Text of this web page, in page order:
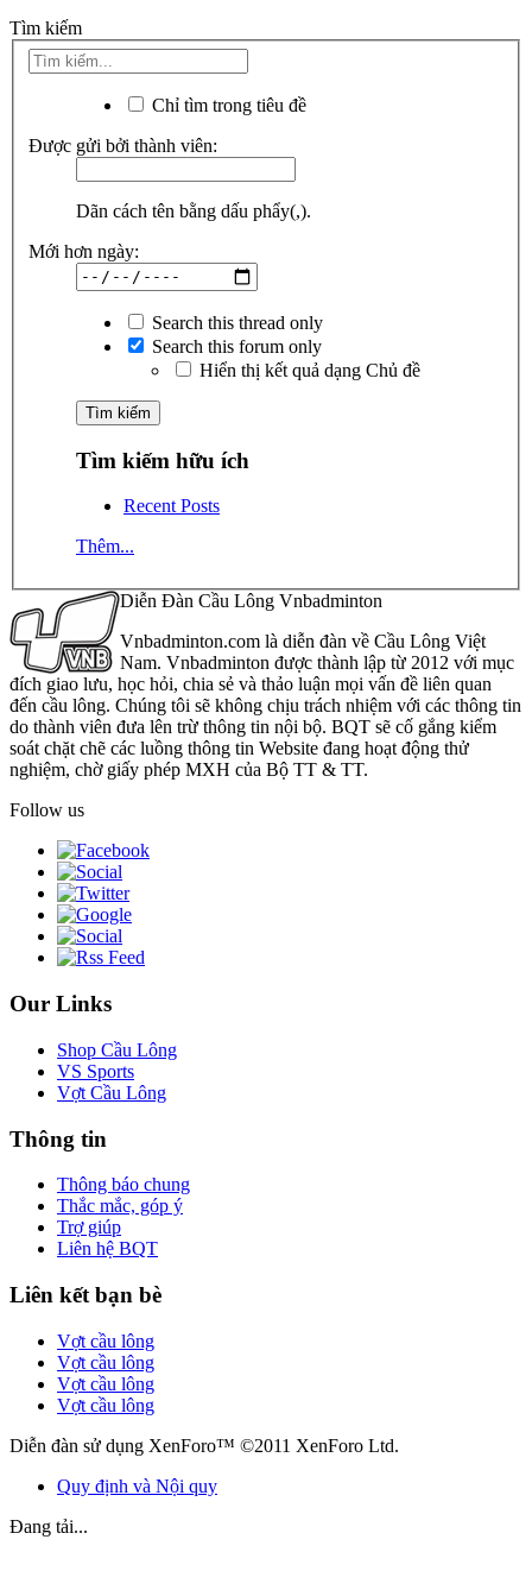
Tìm kiếm
Chỉ tìm trong tiêu đề
Được gửi bởi thành viên:
Dãn cách tên bằng dấu phẩy(,).
Mới hơn ngày:
Search this thread only
Search this forum only
Hiển thị kết quả dạng Chủ đề
Tìm kiếm hữu ích
Recent Posts
Thêm...
Diễn Đàn Cầu Lông Vnbadminton
Vnbadminton.com là diễn đàn về Cầu Lông Việt
Nam. Vnbadminton được thành lập từ 2012 với mục
đích giao lưu, học hỏi, chia sẻ và thảo luận mọi vấn đề liên quan
đến cầu lông. Chúng tôi sẽ không chịu trách nhiệm với các thông tin
do thành viên đưa lên trừ thông tin nội bộ. BQT sẽ cố gắng kiểm
soát chặt chẽ các luồng thông tin Website đang hoạt động thử
nghiệm, chờ giấy phép MXH của Bộ TT & TT.
Follow us
Our Links
Shop Cầu Lông
VS Sports
Vợt Cầu Lông
Thông tin
Thông báo chung
Thắc mắc, góp ý
Trợ giúp
Liên hệ BQT
Liên kết bạn bè
Vợt cầu lông
Vợt cầu lông
Vợt cầu lông
Vợt cầu lông
Diễn đàn sử dụng XenForo™ ©2011 XenForo Ltd.
Quy định và Nội quy
Đang tải...